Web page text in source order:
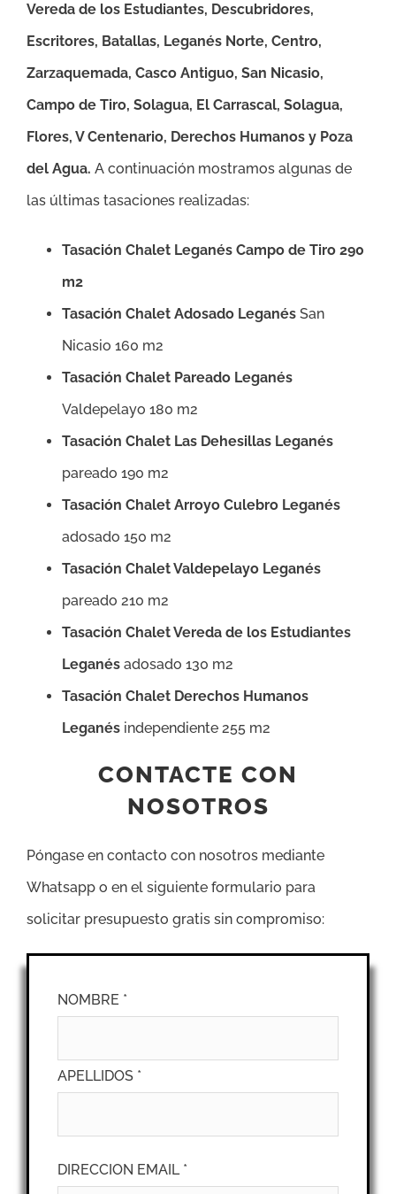
Vereda de los Estudiantes, Descubridores,
Escritores, Batallas, Leganés Norte, Centro,
Zarzaquemada, Casco Antiguo, San Nicasio,
Campo de Tiro, Solagua, El Carrascal, Solagua,
Flores, V Centenario, Derechos Humanos y Poza
del Agua. A continuación mostramos algunas de
las últimas tasaciones realizadas:
Tasación Chalet Leganés Campo de Tiro 290
m2
Tasación Chalet Adosado Leganés San
Nicasio 160 m2
Tasación Chalet Pareado Leganés
Valdepelayo 180 m2
Tasación Chalet Las Dehesillas Leganés
pareado 190 m2
Tasación Chalet Arroyo Culebro Leganés
adosado 150 m2
Tasación Chalet Valdepelayo Leganés
pareado 210 m2
Tasación Chalet Vereda de los Estudiantes
Leganés adosado 130 m2
Tasación Chalet Derechos Humanos
Leganés independiente 255 m2
CONTACTE CON
NOSOTROS
Póngase en contacto con nosotros mediante
Whatsapp o en el siguiente formulario para
solicitar presupuesto gratis sin compromiso:
NOMBRE *
APELLIDOS *
DIRECCION EMAIL *